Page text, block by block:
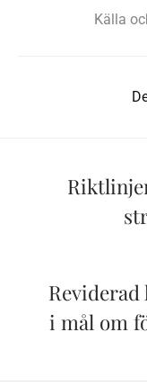
Källa
i mål om